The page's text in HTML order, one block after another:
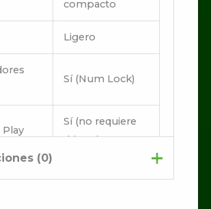
compacto
Ligero
Sí (Num Lock)
Play
Sí (no requiere
drivers)
(0)